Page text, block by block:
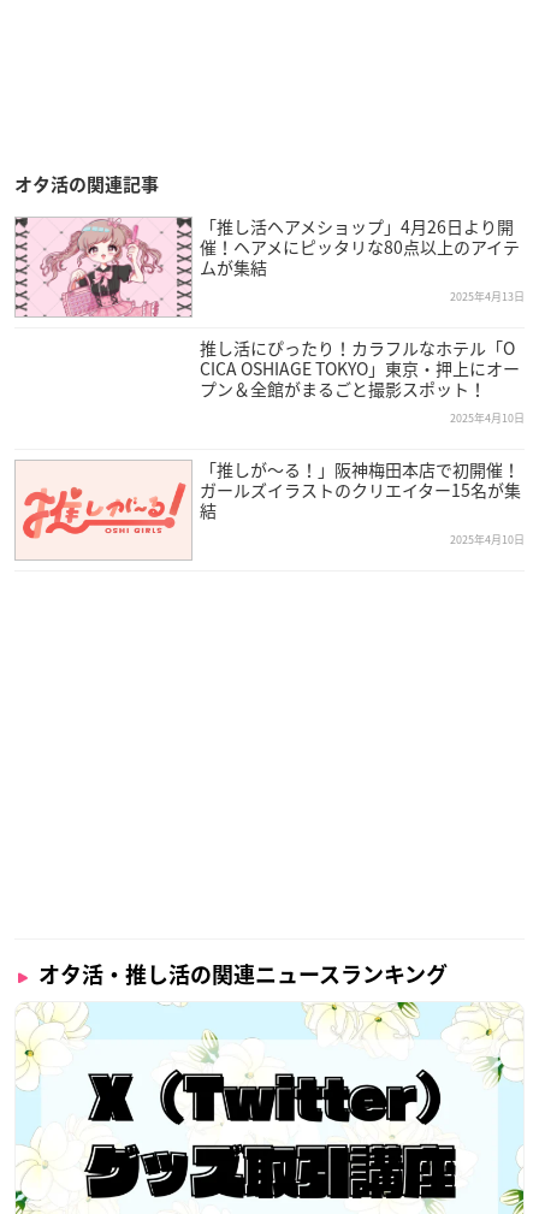
オタ活の関連記事
「推し活ヘアメショップ」4月26日より開
催！ヘアメにピッタリな80点以上のアイテ
ムが集結
2025年4月13日
推し活にぴったり！カラフルなホテル「O
CICA OSHIAGE TOKYO」東京・押上にオー
プン＆全館がまるごと撮影スポット！
2025年4月10日
「推しが〜る！」阪神梅田本店で初開催！
ガールズイラストのクリエイター15名が集
結
2025年4月10日
オタ活・推し活の関連ニュースランキング